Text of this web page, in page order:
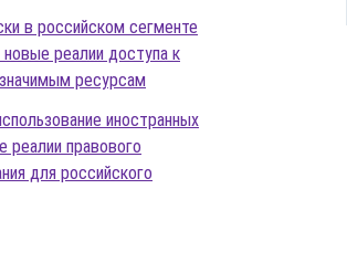
в российском сегменте
новые реалии доступа к
ресурсам
иностранных
реалии правового
для российского